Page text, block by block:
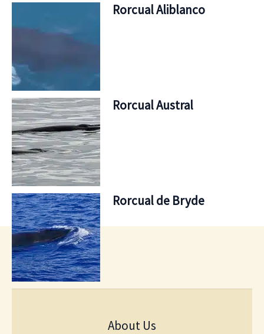
Rorcual Aliblanco
Rorcual Austral
Rorcual de Bryde
About Us